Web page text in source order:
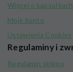
Więcej o
Moje konto
Ustawienia Cookies
Regulaminy i
Regulamin sklepu